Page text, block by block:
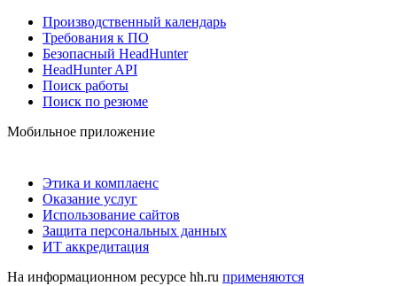
Производственный календарь
Требования к ПО
Безопасный HeadHunter
HeadHunter API
Поиск работы
Поиск по резюме
Мобильное приложение
Этика и комплаенс
Оказание услуг
Использование сайтов
Защита персональных данных
ИТ аккредитация
На информационном ресурсе hh.ru применяются